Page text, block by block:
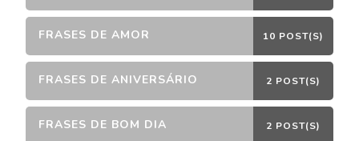
FRASES DE AMOR 10 POST(S)
FRASES DE ANIVERSÁRIO 2 POST(S)
FRASES DE BOM DIA 2 POST(S)